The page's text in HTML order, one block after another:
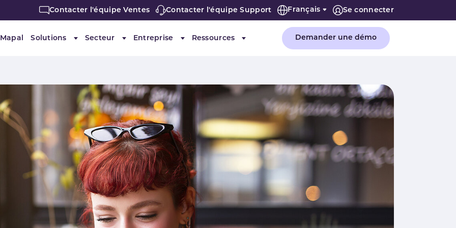
Contacter l'équipe Ventes Contacter l'équipe Support Français Se connecter
Solutions
Submenu for "Solutions"
Secteur
Submenu for "Secteur"
Entreprise
Submenu for "Entreprise"
Ressources
Submenu for "Ressources"
Demander une démo